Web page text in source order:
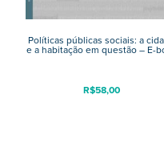
Políticas públicas sociais: a
e a habitação em questão – E-
R$58,00